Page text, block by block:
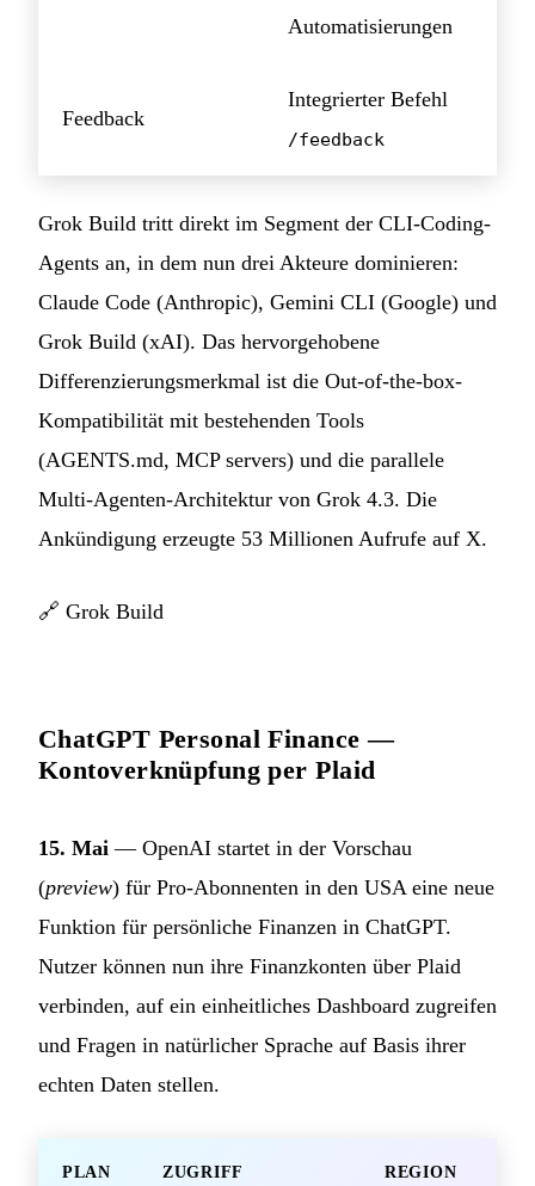
Automatisierungen
Feedback
Integrierter Befehl
/feedback
Grok Build tritt direkt im Segment der CLI-Coding-
Agents an, in dem nun drei Akteure dominieren:
Claude Code (Anthropic), Gemini CLI (Google) und
Grok Build (xAI). Das hervorgehobene
Differenzierungsmerkmal ist die Out-of-the-box-
Kompatibilität mit bestehenden Tools
(AGENTS.md, MCP servers) und die parallele
Multi-Agenten-Architektur von Grok 4.3. Die
Ankündigung erzeugte 53 Millionen Aufrufe auf X.
🔗 Grok Build
ChatGPT Personal Finance —
Kontoverknüpfung per Plaid
15. Mai — OpenAI startet in der Vorschau
(preview) für Pro-Abonnenten in den USA eine neue
Funktion für persönliche Finanzen in ChatGPT.
Nutzer können nun ihre Finanzkonten über Plaid
verbinden, auf ein einheitliches Dashboard zugreifen
und Fragen in natürlicher Sprache auf Basis ihrer
echten Daten stellen.
PLAN ZUGRIFF REGION